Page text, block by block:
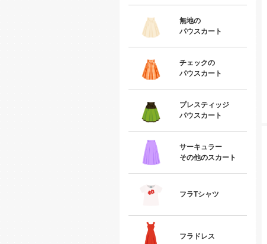
無地の
パウスカート
チェックの
パウスカート
プレスティッジ
パウスカート
サーキュラー
その他のスカート
フラTシャツ
フラドレス